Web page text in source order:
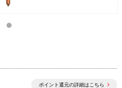
ポイント還元の詳細はこちら